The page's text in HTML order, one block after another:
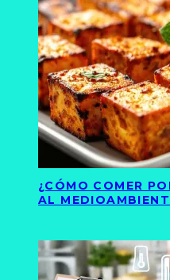
¿CÓMO COMER
AL